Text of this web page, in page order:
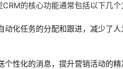
的核心功能通常包括以下几个
动化任务的分配和跟进，减少了
个性化的消息，提升营销活动的精